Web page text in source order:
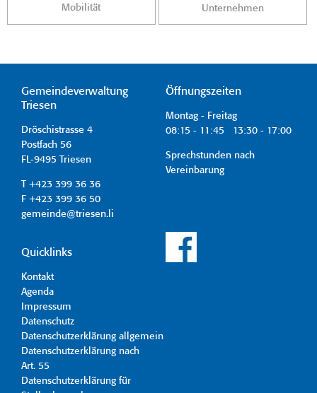
Mobilität Unternehmen
Gemeindeverwaltung
Triesen
Dröschistrasse 4
Postfach 56
FL-9495 Triesen
T +423 399 36 36
F +423 399 36 50
gemeinde@triesen.li
Öffnungszeiten
Montag - Freitag
08:15 - 11:45 13:30 - 17:00
Sprechstunden nach
Vereinbarung
Quicklinks
Kontakt
Agenda
Impressum
Datenschutz
Datenschutzerklärung allgemein
Datenschutzerklärung nach
Art. 55
Datenschutzerklärung für